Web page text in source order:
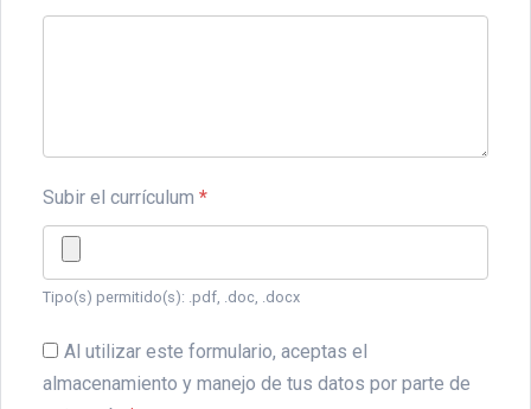
Subir el currículum *
Tipo(s) permitido(s): .pdf, .doc, .docx
Al utilizar este formulario, aceptas el
almacenamiento y manejo de tus datos por parte de